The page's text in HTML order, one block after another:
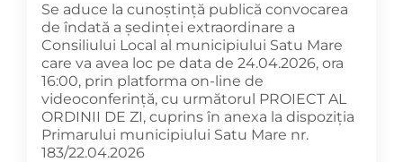
Se aduce la cunoștință publică convocarea
de îndată a ședinței extraordinare a
Consiliului Local al municipiului Satu Mare
care va avea loc pe data de 24.04.2026, ora
16:00, prin platforma on-line de
videoconferință, cu următorul PROIECT AL
ORDINII DE ZI, cuprins în anexa la dispoziția
Primarului municipiului Satu Mare nr.
183/22.04.2026